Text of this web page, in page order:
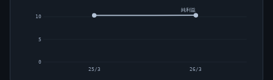
0
5
10
純利益
25/3 26/3